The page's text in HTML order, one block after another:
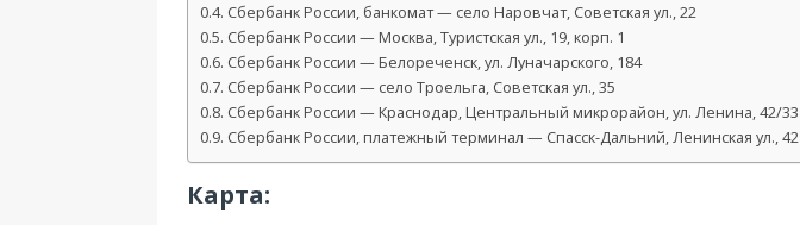
Сбербанк России, банкомат — село Наровчат, Советская ул., 22
Сбербанк России — Москва, Туристская ул., 19, корп. 1
Сбербанк России — Белореченск, ул. Луначарского, 184
Сбербанк России — село Троельга, Советская ул., 35
Сбербанк России — Краснодар, Центральный микрорайон, ул. Ленина, 42/33
Сбербанк России, платежный терминал — Спасск-Дальний, Ленинская ул., 42
Карта: